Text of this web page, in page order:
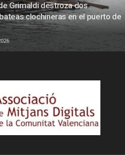
Grimaldi destroza dos
clochineras en el puerto de